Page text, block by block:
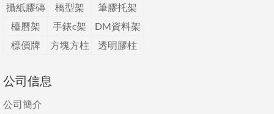
攝紙膠磚
橋型架
筆膠托架
檯曆架
手錶c架
DM資料架
標價牌
方塊方柱 透明膠柱
公司信息
公司簡介